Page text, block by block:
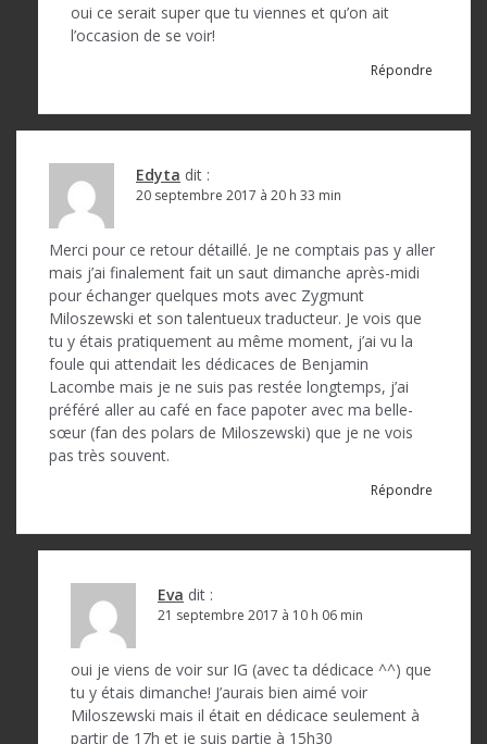
oui ce serait super que tu viennes et qu’on ait
l’occasion de se voir!
Répondre
Edyta dit :
20 septembre 2017 à 20 h 33 min
Merci pour ce retour détaillé. Je ne comptais pas y aller
mais j’ai finalement fait un saut dimanche après-midi
pour échanger quelques mots avec Zygmunt
Miloszewski et son talentueux traducteur. Je vois que
tu y étais pratiquement au même moment, j’ai vu la
foule qui attendait les dédicaces de Benjamin
Lacombe mais je ne suis pas restée longtemps, j’ai
préféré aller au café en face papoter avec ma belle-
sœur (fan des polars de Miloszewski) que je ne vois
pas très souvent.
Répondre
Eva dit :
21 septembre 2017 à 10 h 06 min
oui je viens de voir sur IG (avec ta dédicace ^^) que
tu y étais dimanche! J’aurais bien aimé voir
Miloszewski mais il était en dédicace seulement à
partir de 17h et je suis partie à 15h30